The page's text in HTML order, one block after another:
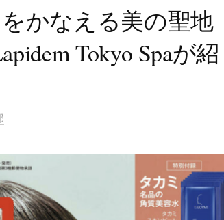
かなえる美の聖地
Tokyo Spaが紹